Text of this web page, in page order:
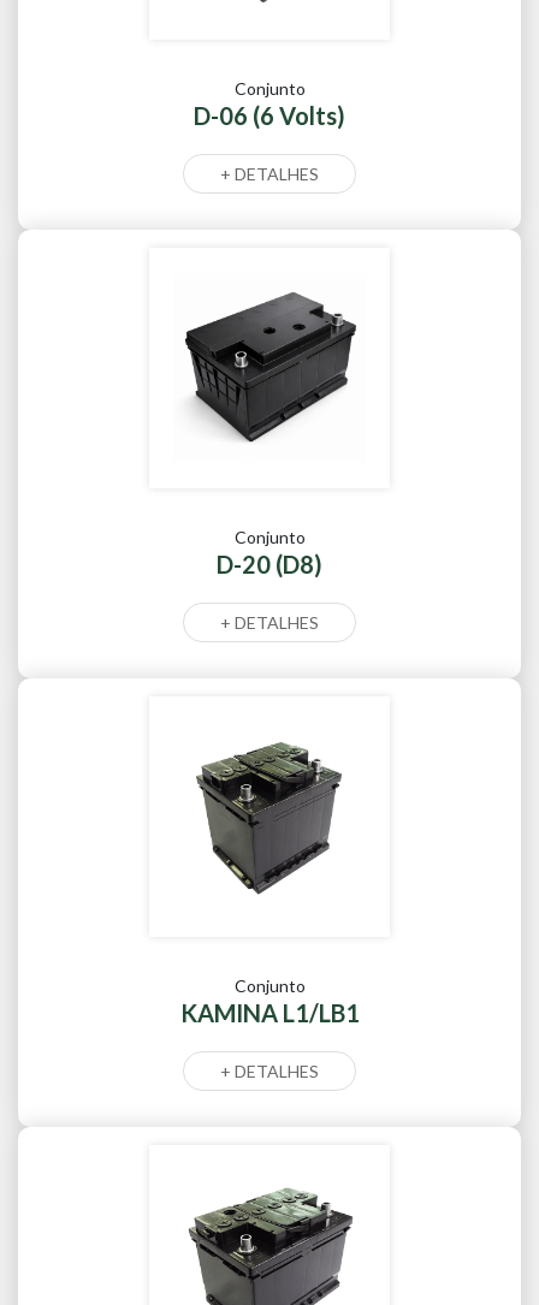
Conjunto
D-06 (6 Volts)
+ DETALHES
Conjunto
D-20 (D8)
+ DETALHES
Conjunto
KAMINA L1/LB1
+ DETALHES